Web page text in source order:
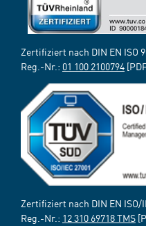
Zertifiziert nach DIN EN ISO
Reg.-Nr.: 01 100 2100794
Zertifiziert nach DIN EN ISO/
Reg.-Nr.: 12 310 69718 TMS